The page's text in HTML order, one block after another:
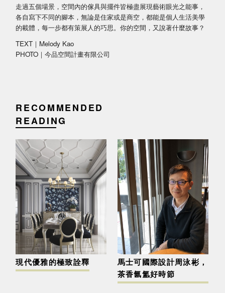
走過五個場景，空間內的傢具與擺件皆極盡展現藝術眼光之能事，
各自寫下不同的腳本，無論是住家或是商空，都能是個人生活美學
的載體，每一步都有策展人的巧思。你的空間，又說著什麼故事？
TEXT｜Melody Kao
PHOTO｜今品空間計畫有限公司
RECOMMENDED
READING
現代優雅的極致詮釋
馬士可國際設計周泳彬，
茶香氤氳好時節